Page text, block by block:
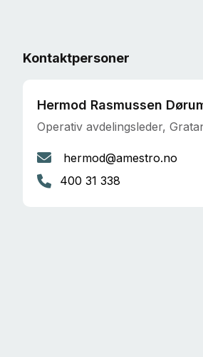
Kontaktpersoner
Hermod Rasmussen
Operativ avdelingsleder,
hermod@amestro.no
400 31 338